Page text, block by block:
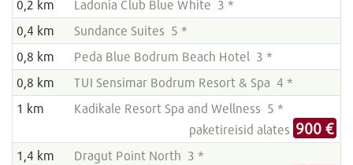
0,2 km
Ladonia Club Blue White 3 *
0,4 km
Sundance Suites 5 *
0,8 km
Peda Blue Bodrum Beach Hotel 3 *
0,8 km
TUI Sensimar Bodrum Resort & Spa 4 *
1 km
Kadikale Resort Spa and Wellness 5 *
paketireisid alates 900 €
1,4 km
Dragut Point North 3 *